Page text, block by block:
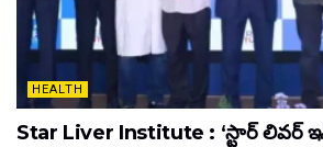
HEALTH
Star Liver Institute : ‘స్టార్ లివర్